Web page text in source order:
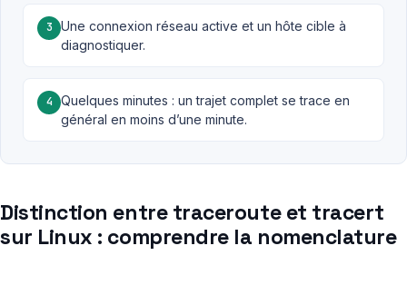
3
Une connexion réseau active et un hôte cible à
diagnostiquer.
4
Quelques minutes : un trajet complet se trace en
général en moins d’une minute.
Distinction entre traceroute et tracert
sur Linux : comprendre la nomenclature